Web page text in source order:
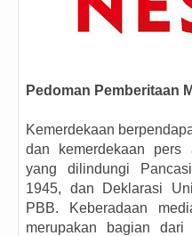
Pedoman Pemberitaan
Kemerdekaan
dan kemerdekaan
yang dilindungi
1945, dan Deklarasi
PBB. Keberadaan
merupakan bagian dari